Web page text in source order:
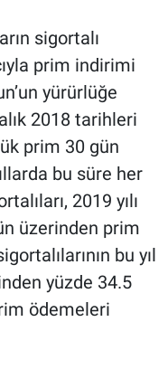
sigortalı
prim indirimi
yürürlüğe
2018 tarihleri
prim 30 gün
bu süre her
2019 yılı
üzerinden prim
bu yıl
yüzde 34.5
ödemeleri